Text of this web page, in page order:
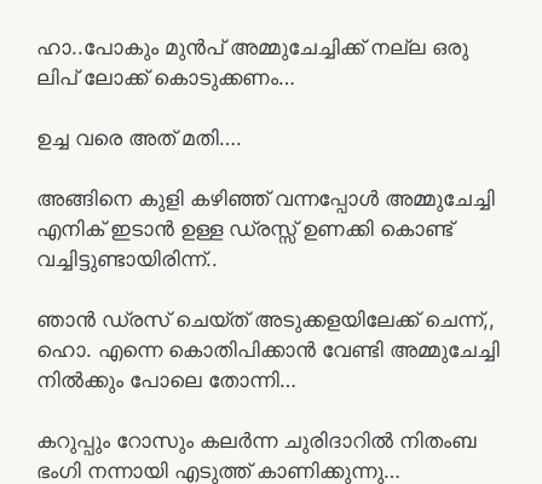
ഹാ..പോകും മുൻപ് അമ്മുചേച്ചിക്ക് നല്ല ഒരു
ലിപ് ലോക്ക് കൊടുക്കണം…
ഉച്ച വരെ അത് മതി….
അങ്ങിനെ കുളി കഴിഞ്ഞ് വന്നപ്പോൾ അമ്മുചേച്ചി
എനിക് ഇടാൻ ഉള്ള ഡ്രസ്സ് ഉണക്കി കൊണ്ട്
വച്ചിട്ടുണ്ടായിരിന്ന്..
ഞാൻ ഡ്രസ് ചെയ്ത് അടുക്കളയിലേക്ക് ചെന്ന്,,
ഹൊ. എന്നെ കൊതിപിക്കാൻ വേണ്ടി അമ്മുചേച്ചി
നിൽക്കും പോലെ തോന്നി…
കറുപ്പും റോസും കലർന്ന ചുരിദാറിൽ നിതംബ
ഭംഗി നന്നായി എടുത്ത് കാണിക്കുന്നു…